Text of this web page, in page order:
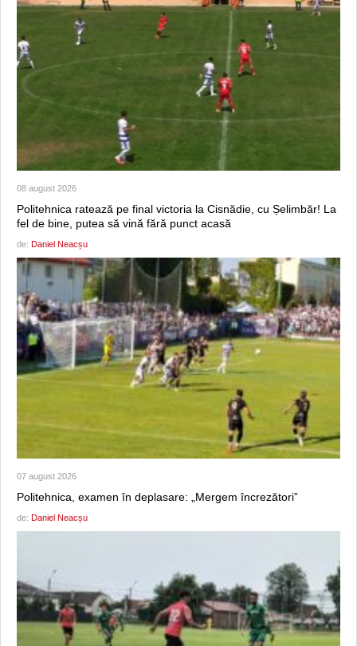
08 august 2026
Politehnica ratează pe final victoria la Cisnădie, cu Șelimbăr! La
fel de bine, putea să vină fără punct acasă
de: Daniel Neacșu
07 august 2026
Politehnica, examen în deplasare: „Mergem încrezători”
de: Daniel Neacșu